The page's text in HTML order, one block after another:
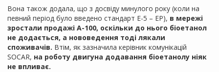
Вона також додала, що з досвіду минулого року (коли на
певний період було введено стандарт Е-5 – ЕР), в мережі
зростали продажі А-100, оскільки до нього біоетанол
не додається, а нововедення тоді лякали
споживачів. Втім, як зазначила керівник комунікацій
SOCAR, на роботу двигуна додавання біоетанолу ніяк
не впливає.